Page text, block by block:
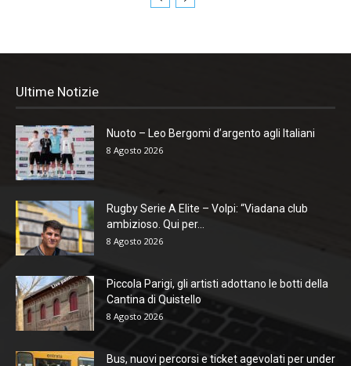
Ultime Notizie
Nuoto – Leo Bergomi d’argento agli Italiani
8 Agosto 2026
Rugby Serie A Elite – Volpi: “Viadana club
ambizioso. Qui per...
8 Agosto 2026
Piccola Parigi, gli artisti adottano le botti della
Cantina di Quistello
8 Agosto 2026
Bus, nuovi percorsi e ticket agevolati per under